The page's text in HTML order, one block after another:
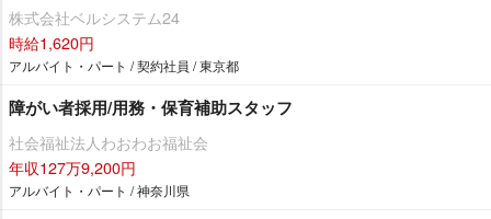
株式会社ベルシステム24
時給1,620円
アルバイト・パート / 契約社員 / 東京都
障がい者採用/用務・保育補助スタッフ
社会福祉法人わおわお福祉会
年収127万9,200円
アルバイト・パート / 神奈川県